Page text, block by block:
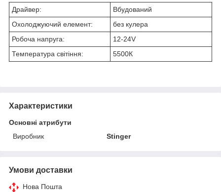
Драйвер:
Вбудований
Охолоджуючий елемент:
без кулера
Робоча напруга:
12-24V
Температура світіння:
5500К
Характеристики
Основні атрибути
Виробник
Stinger
Умови доставки
Нова Пошта